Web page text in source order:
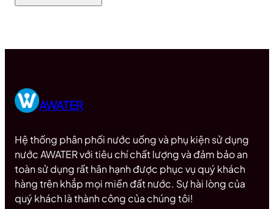
AWATER
Hệ thống phân phối nước uống và phụ kiện sử dụng
nước AWATER với tiêu chí chất lượng và đảm bảo an
toàn sử dụng rất hân hạnh được phục vụ quý khách
hàng trên khắp mọi miền đất nước. Sự hài lòng của
quý khách là thành công của chúng tôi!